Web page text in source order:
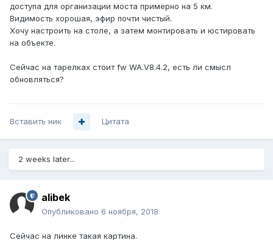
доступа для организации моста примерно на 5 км.
Видимость хорошая, эфир почти чистый.
Хочу настроить на столе, а затем монтировать и юстировать
на объекте.
Сейчас на тарелках стоит fw WA.V8.4.2, есть ли смысл
обновляться?
Вставить ник Цитата
2 weeks later...
alibek
Опубликовано 6 ноября, 2018
Сейчас на линке такая картина.